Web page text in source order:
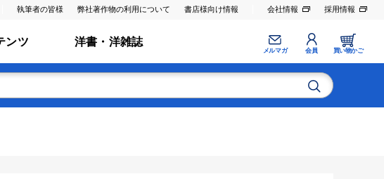
執筆者の皆様 弊社著作物の利用について 書店様向け情報 会社情報 採用情報
ンツ 洋書・洋雑誌
メルマガ 会員 買い物かご